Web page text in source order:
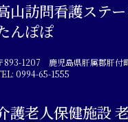
山訪問看護ステ
んぽぽ
893-1207 鹿児島県肝属郡肝付
0994-65-1555
護老人保健施設